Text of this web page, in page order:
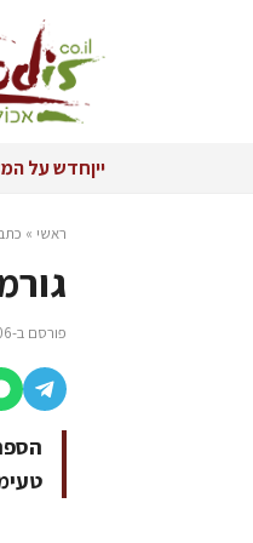
ייןחדש על
ראשי »
פורסם ב-8.7.2006 | מאת: